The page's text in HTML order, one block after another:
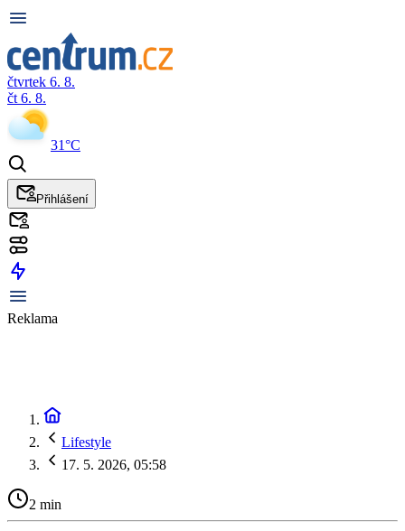
čtvrtek 6. 8.
čt 6. 8.
31°C
Přihlášení
Reklama
Lifestyle
17. 5. 2026, 05:58
2 min